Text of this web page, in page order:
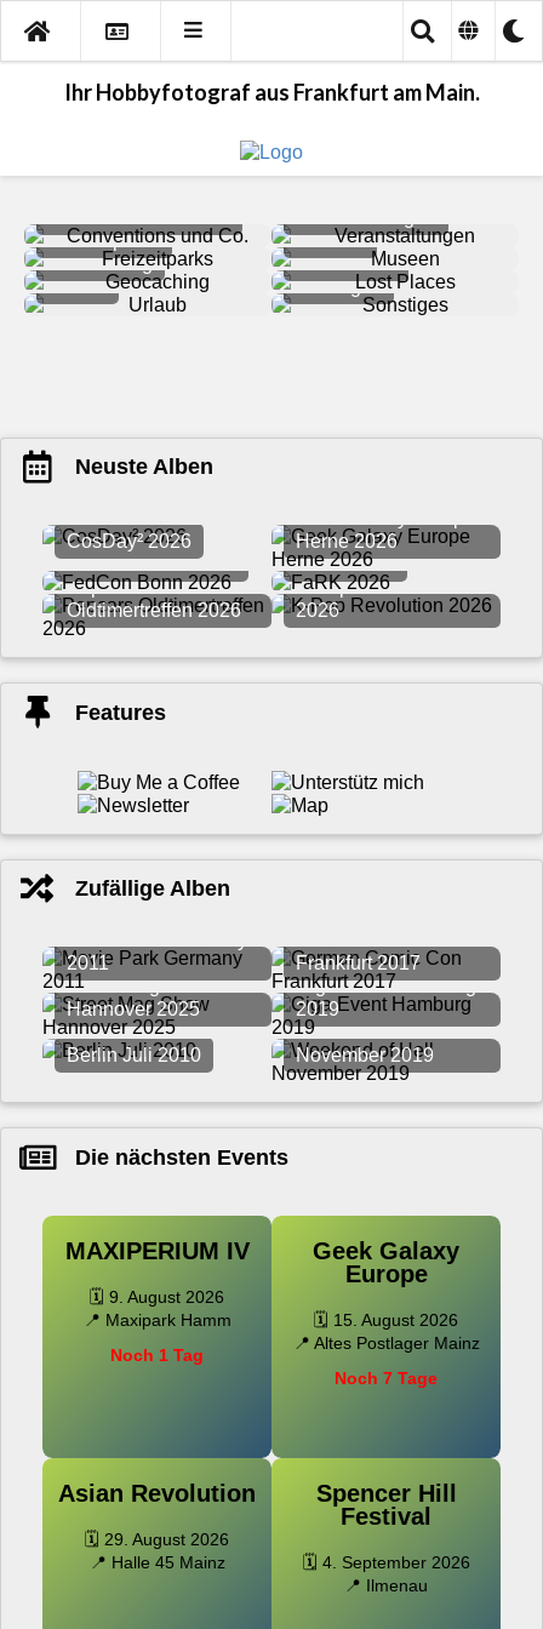
Ihr Hobbyfotograf aus Frankfurt am Main.
Freizeitparks
Museen
Geocaching
Lost Places
Urlaub
Sonstiges
Neuste Alben
CosDay² 2026
Herne 2026
FedCon Bonn 2026
FaRK 2026
Pepcars
Oldtimertreffen 2026
K-Pop Revolution
2026
Features
Zufällige Alben
2011
Frankfurt 2017
Street Mag Show
Hannover 2025
Giga Event Hamburg
2019
Berlin Juli 2010
Weekend of Hell
November 2019
Die nächsten Events
MAXIPERIUM IV
🗓️ 9. August 2026
📍 Maxipark Hamm
Noch 1 Tag
Geek Galaxy
Europe
🗓️ 15. August 2026
📍 Altes Postlager Mainz
Noch 7 Tage
Asian Revolution
🗓️ 29. August 2026
📍 Halle 45 Mainz
Spencer Hill
Festival
🗓️ 4. September 2026
📍 Ilmenau